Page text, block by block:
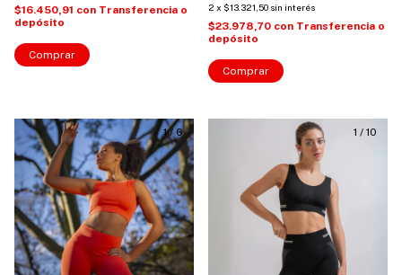
$16.450,91 con Transferencia o
depósito
Comprar
2 x $13.321,50 sin interés
$23.978,70 con Transferencia o
depósito
Comprar
1/6 1 / 10